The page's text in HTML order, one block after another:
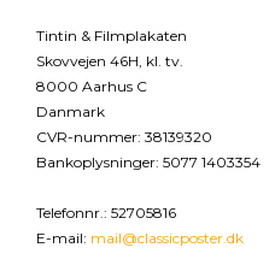
Tintin & Filmplakaten
Skovvejen 46H, kl. tv.
8000 Aarhus C
Danmark
CVR-nummer: 38139320
Bankoplysninger: 5077 1403354
Telefonnr. : 52705816
E-mail: mail@classicposter.dk